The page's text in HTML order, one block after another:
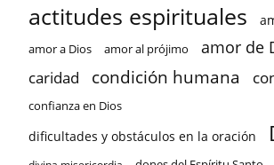
actitudes espirituales
amor a Dios amor al prójimo amor de
caridad condición humana
confianza en Dios
dificultades y obstáculos en la oración